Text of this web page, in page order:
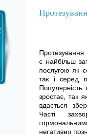
є найбільш
послугою як
так і серед
Популярність
зростає, так
вдається
Часті
негативно